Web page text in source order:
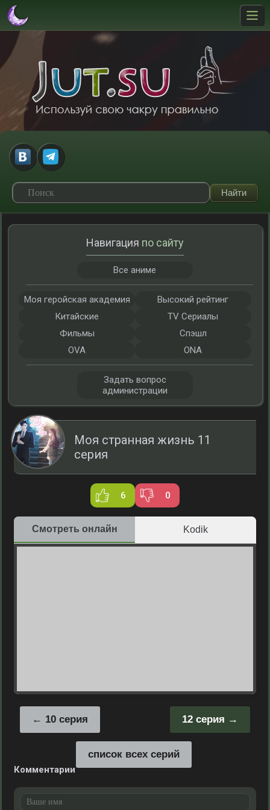
Моя странная жизнь 11
серия
6 0
Смотреть онлайн Kodik
12 серия
10 серия
список всех серий
Комментарии
Навигация по сайту
Все аниме
Моя геройская академия
Высокий рейтинг
Китайские
TV Сериалы
Фильмы
Спэшл
OVA
ONA
Задать вопрос
администрации